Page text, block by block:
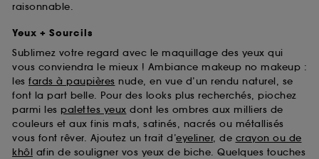
raisonnable.
Yeux + Sourcils
Sublimez votre regard avec le maquillage des yeux qui
vous conviendra le mieux ! Ambiance makeup no makeup :
les fards à paupières nude, en vue d’un rendu naturel, se
font la part belle. Pour des looks plus recherchés, piochez
parmi les palettes yeux dont les ombres aux milliers de
couleurs et aux finis mats, satinés, nacrés ou métallisés
vous font rêver. Ajoutez un trait d’eyeliner, de crayon ou de
khôl afin de souligner vos yeux de biche. Quelques touches